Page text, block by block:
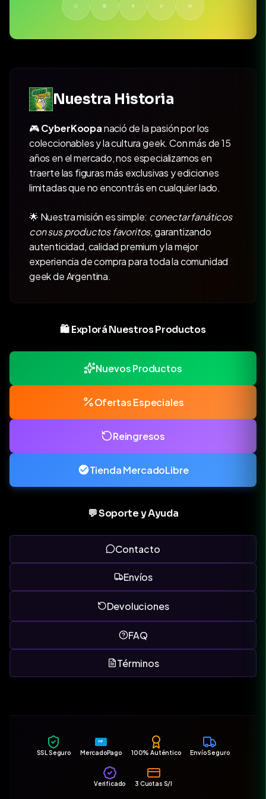
Nuestra Historia
🎮CyberKoopanació de la pasión por los
coleccionables y la cultura geek. Con más de 15
años en el mercado, nos especializamos en
traerte las figuras más exclusivas y ediciones
limitadas que no encontrás en cualquier lado.
🌟 Nuestra misión es simple: conectar fanáticos
con sus productos favoritos, garantizando
autenticidad, calidad premium y la mejor
experiencia de compra para toda la comunidad
geek de Argentina.
🛍️ Explorá Nuestros Productos
Nuevos Productos
Ofertas Especiales
Reingresos
Tienda MercadoLibre
💬 Soporte y Ayuda
Contacto
Envíos
Devoluciones
FAQ
Términos
SSL Seguro
MP
MercadoPago 100% Auténtico Envío Seguro
Verificado 3 Cuotas S/I